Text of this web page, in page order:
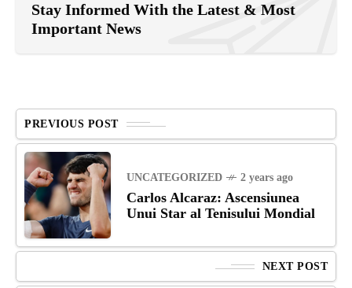
Stay Informed With the Latest & Most
Important News
PREVIOUS POST
UNCATEGORIZED 2 years ago
Carlos Alcaraz: Ascensiunea
Unui Star al Tenisului Mondial
NEXT POST